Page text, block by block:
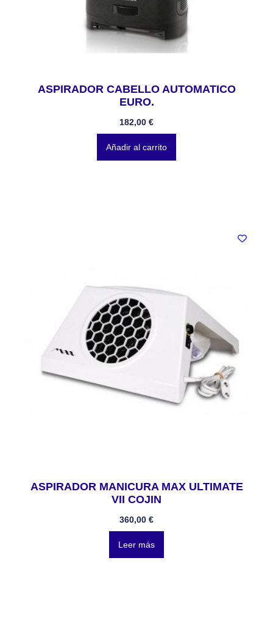
ASPIRADOR CABELLO AUTOMATICO
EURO.
182,00 €
Añadir al carrito
ASPIRADOR MANICURA MAX ULTIMATE
VII COJIN
360,00 €
Leer más